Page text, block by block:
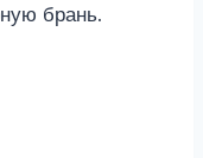
брань.